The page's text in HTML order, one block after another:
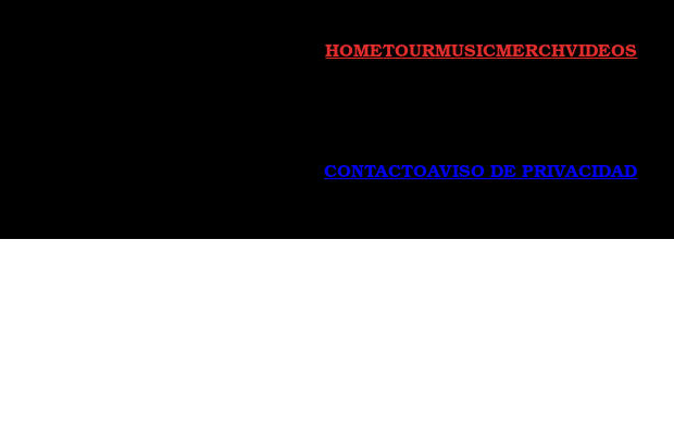
HOMETOURMUSICMERCHVIDEOS
CONTACTOAVISO DE PRIVACIDAD